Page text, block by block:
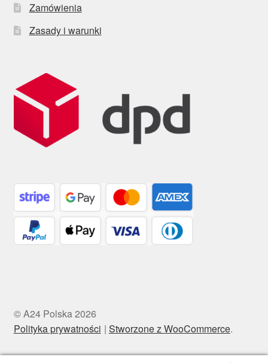
Zamówienia
Zasady i warunki
© A24 Polska 2026
Polityka prywatności
Stworzone z WooCommerce.